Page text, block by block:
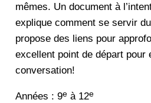
mêmes. Un document à
explique comment se servir
propose des liens pour
excellent point de départ pour
conversation!
Années : 9e à 12e